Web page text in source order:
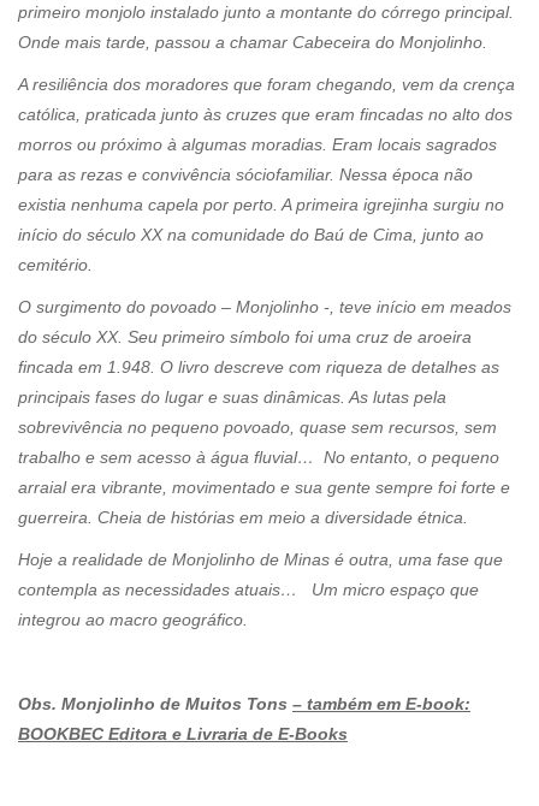
primeiro monjolo instalado junto a montante do córrego principal.
Onde mais tarde, passou a chamar Cabeceira do Monjolinho.
A resiliência dos moradores que foram chegando, vem da crença
católica, praticada junto às cruzes que eram fincadas no alto dos
morros ou próximo à algumas moradias. Eram locais sagrados
para as rezas e convivência sóciofamiliar. Nessa época não
existia nenhuma capela por perto. A primeira igrejinha surgiu no
início do século XX na comunidade do Baú de Cima, junto ao
cemitério.
O surgimento do povoado – Monjolinho -, teve início em meados
do século XX. Seu primeiro símbolo foi uma cruz de aroeira
fincada em 1.948. O livro descreve com riqueza de detalhes as
principais fases do lugar e suas dinâmicas. As lutas pela
sobrevivência no pequeno povoado, quase sem recursos, sem
trabalho e sem acesso à água fluvial… No entanto, o pequeno
arraial era vibrante, movimentado e sua gente sempre foi forte e
guerreira. Cheia de histórias em meio a diversidade étnica.
Hoje a realidade de Monjolinho de Minas é outra, uma fase que
contempla as necessidades atuais… Um micro espaço que
integrou ao macro geográfico.
Obs. Monjolinho de Muitos Tons – também em E-book:
BOOKBEC Editora e Livraria de E-Books